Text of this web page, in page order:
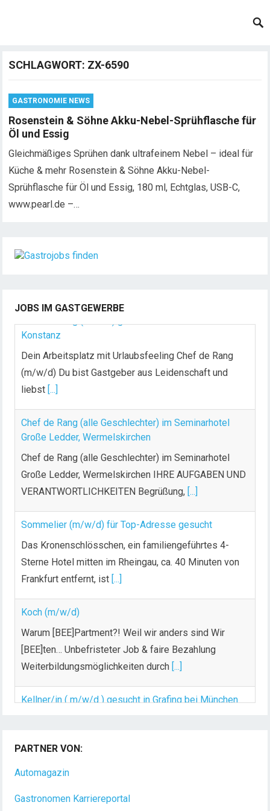
SCHLAGWORT: ZX-6590
GASTRONOMIE NEWS
Rosenstein & Söhne Akku-Nebel-Sprühflasche für
Öl und Essig
Gleichmäßiges Sprühen dank ultrafeinem Nebel – ideal für
Küche & mehr Rosenstein & Söhne Akku-Nebel-
Sprühflasche für Öl und Essig, 180 ml, Echtglas, USB-C,
www.pearl.de –…
JOBS IM GASTGEWERBE
Konstanz
Dein Arbeitsplatz mit Urlaubsfeeling Chef de Rang
(m/w/d) Du bist Gastgeber aus Leidenschaft und
liebst [...]
Chef de Rang (alle Geschlechter) im Seminarhotel
Große Ledder, Wermelskirchen IHRE AUFGABEN UND
VERANTWORTLICHKEITEN Begrüßung,[...]
Das Kronenschlösschen, ein familiengeführtes 4-
Sterne Hotel mitten im Rheingau, ca. 40 Minuten von
Frankfurt entfernt, ist
[...]
Warum [BEE]Partment?! Weil wir anders sind Wir
[BEE]ten… Unbefristeter Job & faire Bezahlung
Weiterbildungsmöglichkeiten durch [...]
Für unser Restaurant suchen wir zum nächst mgl.
PARTNER VON:
Automagazin
Gastronomen Karriereportal